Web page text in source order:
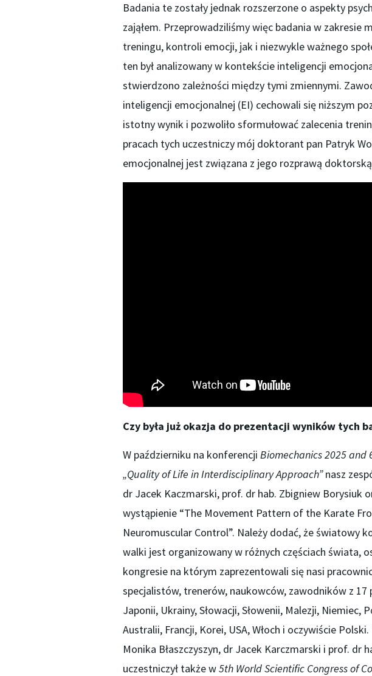
Badania te zostały jednak rozszerzone o aspekty
zająłem. Przeprowadziliśmy więc badania w zakresie
treningu, kontroli emocji, jak i niezwykle ważnego
ten był analizowany w kontekście inteligencji
stwierdzono zależności między tymi zmiennymi.
inteligencji emocjonalnej (EI) cechowali się niższym
istotny wynik i pozwoliło sformułować zalecenia
pracach tych uczestniczy mój doktorant pan Patryk
emocjonalnej jest związana z jego rozprawą
Czy była już okazja do prezentacji wyników tych
W październiku na konferencji Biomechanics 2025 and
„Quality of Life in Interdisciplinary Approach”nasz
dr Jacek Kaczmarski, prof. dr hab. Zbigniew Borysiuk
wystąpienie “The Movement Pattern of the Karate
Neuromuscular Control”. Należy dodać, że światowy
walki jest organizowany w różnych częściach świata,
kongresie na którym zaprezentowali się nasi
specjalistów, trenerów, naukowców, zawodników z 17
Japonii, Ukrainy, Słowacji, Słowenii, Malezji, Niemiec,
Australii, Francji, Korei, USA, Włoch i oczywiście
Monika Błaszczyszyn, dr Jacek Karczmarski i prof. dr
uczestniczył także w5th World Scientific Congress of